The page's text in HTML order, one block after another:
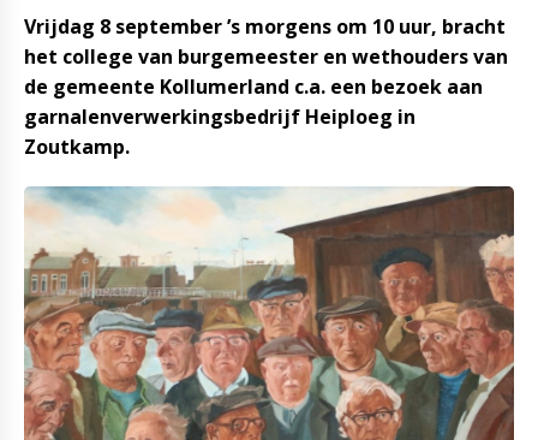
Vrijdag 8 september ’s morgens om 10 uur, bracht
het college van burgemeester en wethouders van
de gemeente Kollumerland c.a. een bezoek aan
garnalenverwerkingsbedrijf Heiploeg in
Zoutkamp.